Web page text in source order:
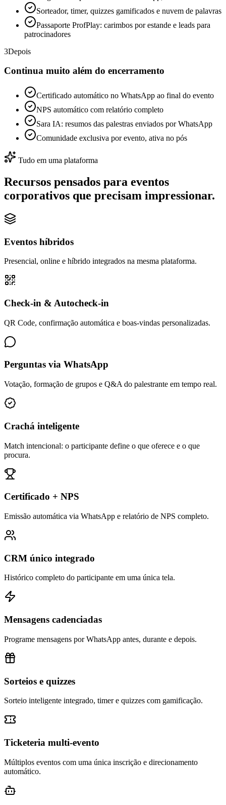
Sorteador, timer, quizzes gamificados e nuvem de palavras
Passaporte ProfPlay: carimbos por estande e leads para
patrocinadores
3Depois
Continua muito além do encerramento
Certificado automático no WhatsApp ao final do evento
NPS automático com relatório completo
Sara IA: resumos das palestras enviados por WhatsApp
Comunidade exclusiva por evento, ativa no pós
Tudo em uma plataforma
Recursos pensados para eventos
corporativos que precisam impressionar.
Eventos híbridos
Presencial, online e híbrido integrados na mesma plataforma.
Check-in & Autocheck-in
QR Code, confirmação automática e boas-vindas personalizadas.
Perguntas via WhatsApp
Votação, formação de grupos e Q&A do palestrante em tempo real.
Crachá inteligente
Match intencional: o participante define o que oferece e o que
procura.
Certificado + NPS
Emissão automática via WhatsApp e relatório de NPS completo.
CRM único integrado
Histórico completo do participante em uma única tela.
Mensagens cadenciadas
Programe mensagens por WhatsApp antes, durante e depois.
Sorteios e quizzes
Sorteio inteligente integrado, timer e quizzes com gamificação.
Ticketeria multi-evento
Múltiplos eventos com uma única inscrição e direcionamento
automático.